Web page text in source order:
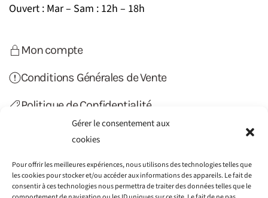
Gérer le consentement aux
cookies
Pour offrir les meilleures expériences, nous utilisons des technologies telles que
les cookies pour stocker et/ou accéder aux informations des appareils. Le fait de
consentir à ces technologies nous permettra de traiter des données telles que le
Ouvert : Mar – Sam : 12h – 18h
Mon compte
Conditions Générales de Vente
Politique de Confidentialité
Politique de Cookies (UE)
Contact